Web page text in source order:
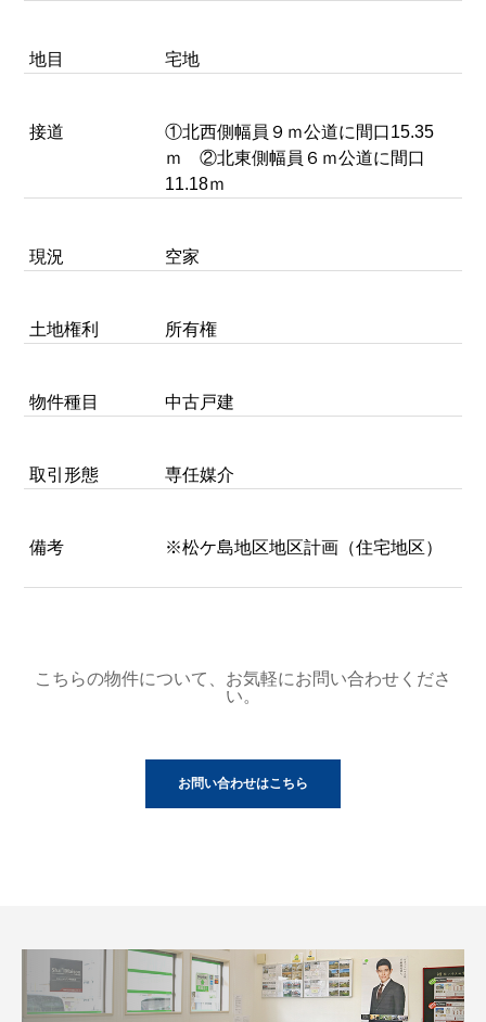
地目 宅地
接道
①北西側幅員９ｍ公道に間口15.35
ｍ ②北東側幅員６ｍ公道に間口
11.18ｍ
現況 空家
土地権利 所有権
物件種目 中古戸建
取引形態 専任媒介
備考 ※松ケ島地区地区計画（住宅地区）
こちらの物件について、お気軽にお問い合わせくださ
い。
お問い合わせはこちら